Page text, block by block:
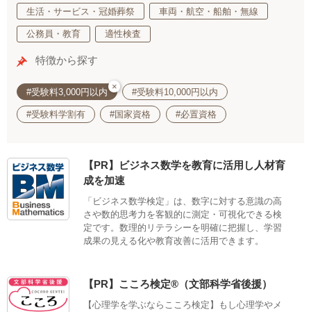
生活・サービス・冠婚葬祭 車両・航空・船舶・無線
公務員・教育 適性検査
特徴から探す
#受験料3,000円以内
×
#受験料10,000円以内
#受験料学割有 #国家資格 #必置資格
【PR】ビジネス数学を教育に活用し人材育
成を加速
「ビジネス数学検定」は、数字に対する意識の高
さや数的思考力を客観的に測定・可視化できる検
定です。数理的リテラシーを明確に把握し、学習
成果の見える化や教育改善に活用できます。
【PR】こころ検定®（文部科学省後援）
【心理学を学ぶならこころ検定】もし心理学やメ